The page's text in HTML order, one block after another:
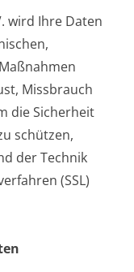
wird Ihre Daten
Missbrauch
die Sicherheit
schützen,
der Technik
(SSL)